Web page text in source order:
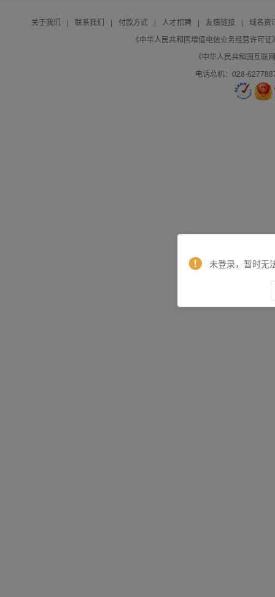
关于我们 | 联系我们 | 付款方式 | 人才招聘 | 友情链接 |
域名资
《中华人民共和国增值电信业务经营许可
《中华人民共和国互联
电话总机：028-
未登录，暂时无